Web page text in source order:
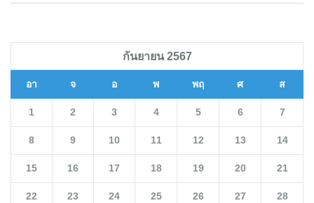
กันยายน 2567
อา จ อ พ พฤ ศ ส
1 2 3 4 5 6 7
8 9 10 11 12 13 14
15 16 17 18 19 20 21
22 23 24 25 26 27 28